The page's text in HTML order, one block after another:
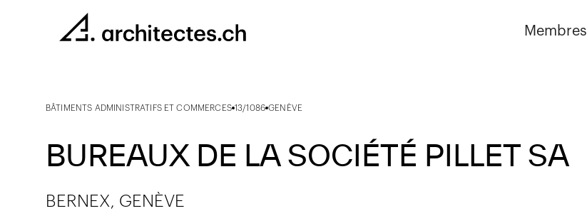
Membres
BÂTIMENTS ADMINISTRATIFS ET COMMERCES 13/1086 GENÈVE
BUREAUX DE LA SOCIÉTÉ PILLET SA
BERNEX, GENÈVE